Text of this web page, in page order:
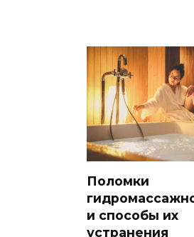
Поломки
и способы их
устранения